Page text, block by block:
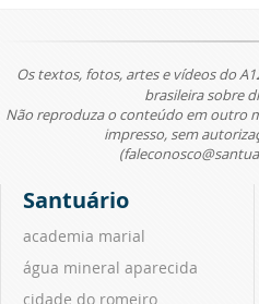
Os textos, fotos, artes e vídeos do
brasileira sobre
Não reproduza o conteúdo em outro
impresso, sem
Santuário
academia marial
água mineral aparecida
cidade do romeiro